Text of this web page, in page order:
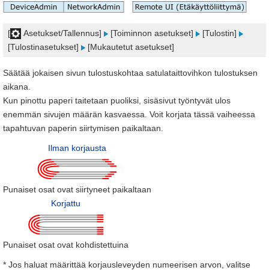
[ Asetukset/Tallennus] [Toiminnon asetukset]
[Tulostin]
[Tulostinasetukset]
[Mukautetut asetukset]
Säätää jokaisen sivun tulostuskohtaa satulataittovihkon tulostuksen
aikana.
Kun pinottu paperi taitetaan puoliksi, sisäsivut työntyvät ulos
enemmän sivujen määrän kasvaessa. Voit korjata tässä vaiheessa
tapahtuvan paperin siirtymisen paikaltaan.
Ilman korjausta
Punaiset osat ovat siirtyneet paikaltaan
Korjattu
Punaiset osat ovat kohdistettuina
* Jos haluat määrittää korjausleveyden numeerisen arvon, valitse